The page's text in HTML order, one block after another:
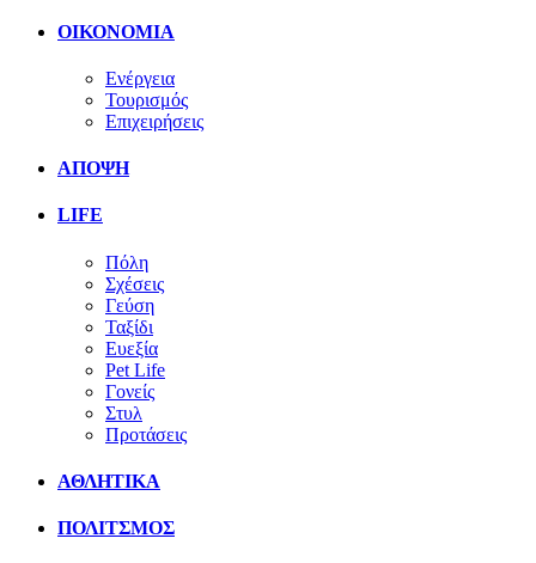
ΟΙΚΟΝΟΜΙΑ
Ενέργεια
Τουρισμός
Επιχειρήσεις
ΑΠΟΨΗ
LIFE
Πόλη
Σχέσεις
Γεύση
Ταξίδι
Ευεξία
Pet Life
Γονείς
Στυλ
Προτάσεις
ΑΘΛΗΤΙΚΑ
ΠΟΛΙΤΣΜΟΣ